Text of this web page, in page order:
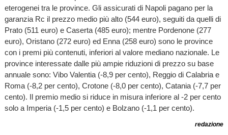
eterogenei tra le province. Gli assicurati di Napoli pagano per la
garanzia Rc il prezzo medio più alto (544 euro), seguiti da quelli di
Prato (511 euro) e Caserta (485 euro); mentre Pordenone (277
euro), Oristano (272 euro) ed Enna (258 euro) sono le province
con i premi più contenuti, inferiori al valore mediano nazionale. Le
province interessate dalle più ampie riduzioni di prezzo su base
annuale sono: Vibo Valentia (-8,9 per cento), Reggio di Calabria e
Roma (-8,2 per cento), Crotone (-8,0 per cento), Catania (-7,7 per
cento). Il premio medio si riduce in misura inferiore al -2 per cento
solo a Imperia (-1,5 per cento) e Bolzano (-1,1 per cento).
redazione